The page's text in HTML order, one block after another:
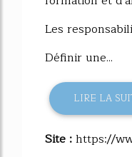
Les
Définir une...
LIRE LA
Site :https://